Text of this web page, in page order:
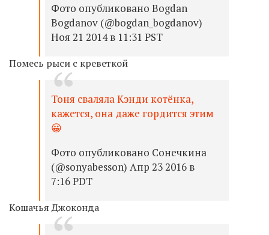
Фото опубликовано Bogdan
Bogdanov (@bogdan_bogdanov)
Ноя 21 2014 в 11:31 PST
Помесь рыси с креветкой
Тоня сваляла Кэнди котёнка,
кажется, она даже гордится этим
😀
Фото опубликовано Сонечкина
(@sonyabesson) Апр 23 2016 в
7:16 PDT
Кошачья Джоконда